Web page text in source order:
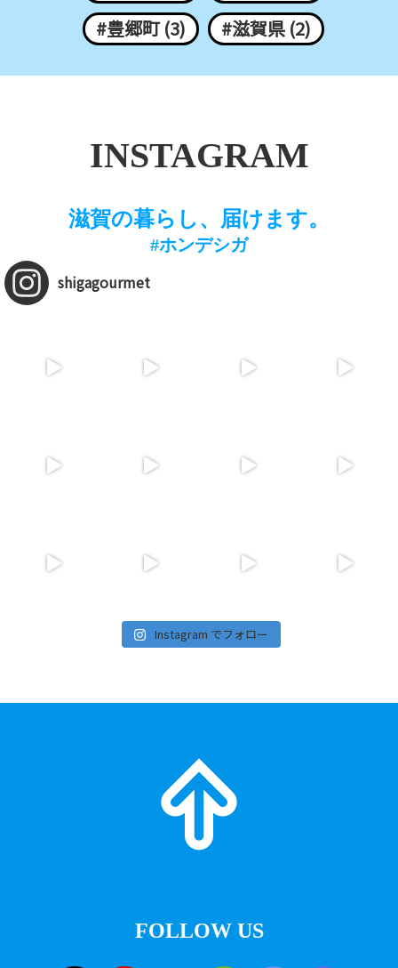
#豊郷町 (3)
#滋賀県 (2)
INSTAGRAM
滋賀の暮らし、届けます。
#ホンデシガ
shigagourmet
Instagram でフォロー
FOLLOW US